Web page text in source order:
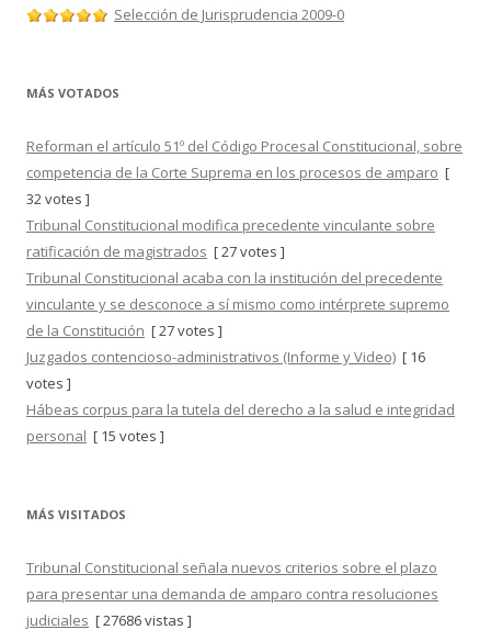
Selección de Jurisprudencia 2009-0
MÁS VOTADOS
Reforman el artículo 51º del Código Procesal Constitucional, sobre
competencia de la Corte Suprema en los procesos de amparo [
32 votes ]
Tribunal Constitucional modifica precedente vinculante sobre
ratificación de magistrados [ 27 votes ]
Tribunal Constitucional acaba con la institución del precedente
vinculante y se desconoce a sí mismo como intérprete supremo
de la Constitución [ 27 votes ]
Juzgados contencioso-administrativos (Informe y Video) [ 16
votes ]
Hábeas corpus para la tutela del derecho a la salud e integridad
personal [ 15 votes ]
MÁS VISITADOS
Tribunal Constitucional señala nuevos criterios sobre el plazo
para presentar una demanda de amparo contra resoluciones
judiciales [ 27686 vistas ]